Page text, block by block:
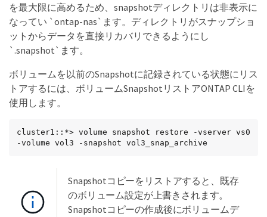
を最大限に高めるため、snapshotディレクトリは非表示に
なってい `ontap-nas`ます。ディレクトリがスナップショ
ットからデータを直接リカバリできるようにし
`.snapshot`ます。
ボリュームを以前のSnapshotに記録されている状態にリス
トアするには、ボリュームSnapshotリストアONTAP CLIを
使用します。
cluster1::*> volume snapshot restore -vserver vs0
-volume vol3 -snapshot vol3_snap_archive
Snapshotコピーをリストアすると、既存
のボリューム設定が上書きされます。
Snapshotコピーの作成後にボリュームデ